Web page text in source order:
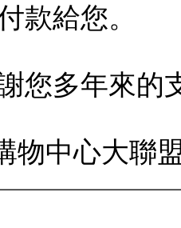
款給您。
您多年來的
物中心大